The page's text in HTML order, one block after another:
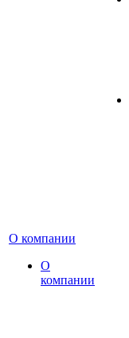
О компании
О
компании